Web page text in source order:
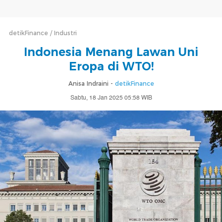
detikFinance Industri
Indonesia Menang Lawan Uni
Eropa di WTO!
Anisa Indraini - detikFinance
Sabtu, 18 Jan 2025 05:58 WIB